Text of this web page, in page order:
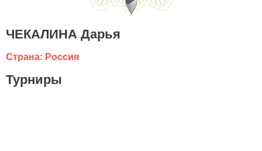
ЧЕКАЛИНА Дарья
Страна: Россия
Турниры